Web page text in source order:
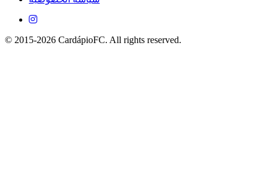
© 2015-2026 CardápioFC. All rights reserved.